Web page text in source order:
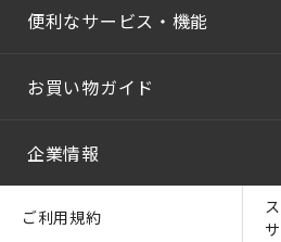
便利なサービス・機能
お買い物ガイド
企業情報
ご利用規約